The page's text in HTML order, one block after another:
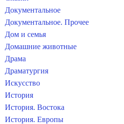
Документальное
Документальное. Прочее
Дом и семья
Домашние животные
Драма
Драматургия
Искусство
История
История. Востока
История. Европы